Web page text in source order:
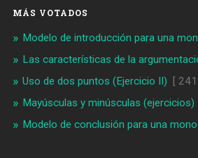
MÁS VOTADOS
Modelo de introducción para una
Las características de la
Uso de dos puntos (Ejercicio II) [ 241
Mayúsculas y minúsculas (ejercicios)
Modelo de conclusión para una